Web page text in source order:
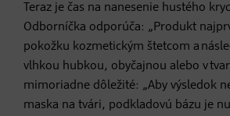
Teraz je čas na nanesenie hustého
Odborníčka odporúča: „Produkt
pokožku kozmetickým štetcom a
vlhkou hubkou, obyčajnou alebo v
mimoriadne dôležité: „Aby výsledok
maska na tvári, podkladovú bázu je